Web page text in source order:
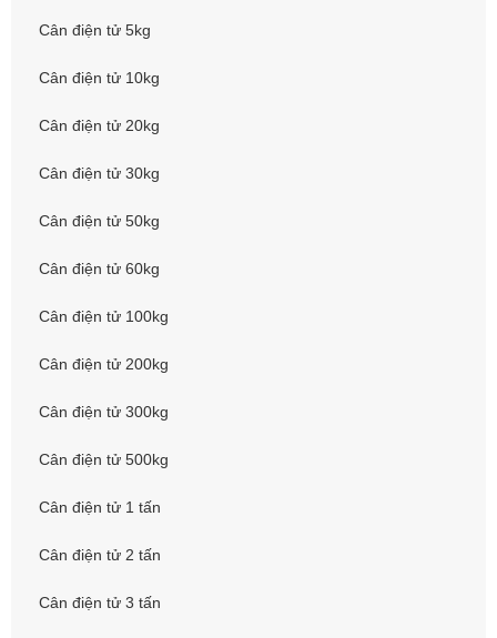
Cân điện tử 5kg
Cân điện tử 10kg
Cân điện tử 20kg
Cân điện tử 30kg
Cân điện tử 50kg
Cân điện tử 60kg
Cân điện tử 100kg
Cân điện tử 200kg
Cân điện tử 300kg
Cân điện tử 500kg
Cân điện tử 1 tấn
Cân điện tử 2 tấn
Cân điện tử 3 tấn